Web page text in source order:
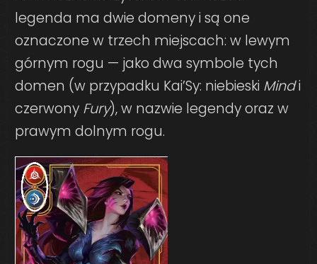
legenda ma dwie domeny i są one
oznaczone w trzech miejscach: w lewym
górnym rogu — jako dwa symbole tych
domen (w przypadku Kai’Sy: niebieski Mindi
czerwony Fury), w nazwie legendy oraz w
prawym dolnym rogu.